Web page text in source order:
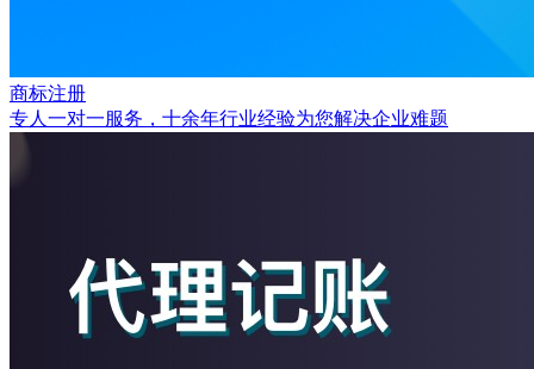
商标注册
专人一对一服务，十余年行业经验为您解决企业难题